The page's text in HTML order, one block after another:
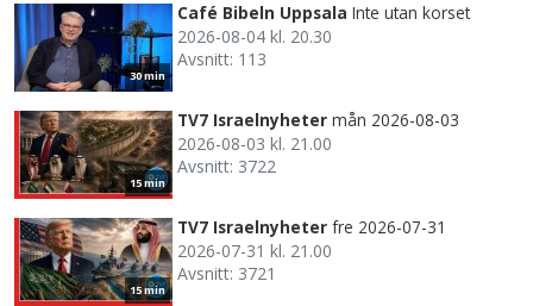
30 min
Café Bibeln Uppsala Inte utan korset
2026-08-04 kl. 20.30
Avsnitt: 113
15 min
TV7 Israelnyheter mån 2026-08-03
2026-08-03 kl. 21.00
Avsnitt: 3722
15 min
TV7 Israelnyheter fre 2026-07-31
2026-07-31 kl. 21.00
Avsnitt: 3721